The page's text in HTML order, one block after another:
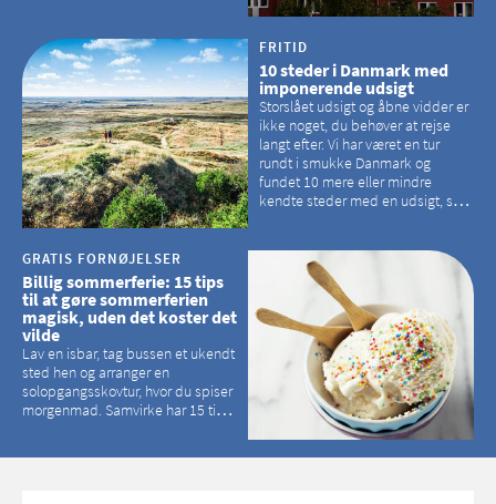
hvilke kirker, der er en omvej værd
FRITID
10 steder i Danmark med
imponerende udsigt
Storslået udsigt og åbne vidder er
ikke noget, du behøver at rejse
langt efter. Vi har været en tur
rundt i smukke Danmark og
fundet 10 mere eller mindre
kendte steder med en udsigt, som
GRATIS FORNØJELSER
Billig sommerferie: 15 tips
til at gøre sommerferien
magisk, uden det koster det
vilde
Lav en isbar, tag bussen et ukendt
sted hen og arranger en
solopgangsskovtur, hvor du spiser
morgenmad. Samvirke har 15 tips